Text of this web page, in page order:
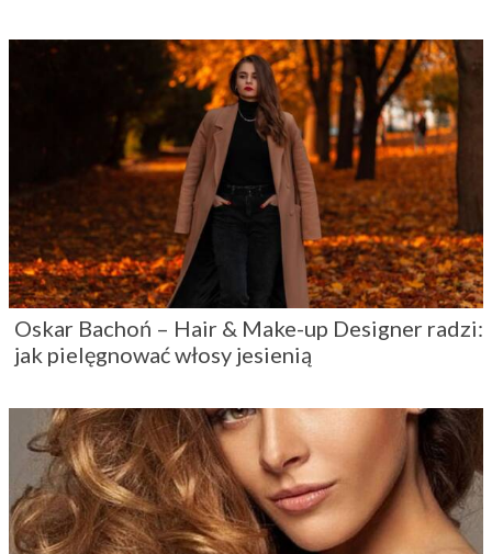
Oskar Bachoń – Hair & Make-up Designer radzi:
jak pielęgnować włosy jesienią